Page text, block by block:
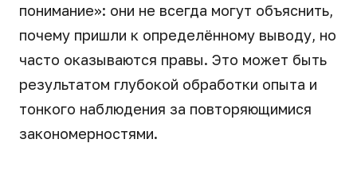
понимание»: они не всегда могут объяснить,
почему пришли к определённому выводу, но
часто оказываются правы. Это может быть
результатом глубокой обработки опыта и
тонкого наблюдения за повторяющимися
закономерностями.